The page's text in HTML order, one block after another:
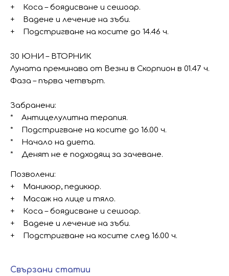
+ Коса – боядисване и сешоар.
+ Вадене и лечение на зъби.
+ Подстригване на косите до 14.46 ч.
30 ЮНИ – ВТОРНИК
Луната преминава от Везни в Скорпион в 01.47 ч.
Фаза – първа четвърт.
Забранени:
* Антицелулитна терапия.
* Подстригване на косите до 16.00 ч.
* Начало на диета.
* Денят не е подходящ за зачеване.
Позволени:
+ Маникюр, педикюр.
+ Масаж на лице и тяло.
+ Коса – боядисване и сешоар.
+ Вадене и лечение на зъби.
+ Подстригване на косите след 16.00 ч.
Свързани статии